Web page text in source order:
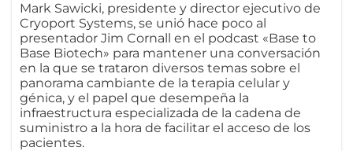
Mark Sawicki, presidente y director ejecutivo de
Cryoport Systems, se unió hace poco al
presentador Jim Cornall en el podcast «Base to
Base Biotech» para mantener una conversación
en la que se trataron diversos temas sobre el
panorama cambiante de la terapia celular y
génica, y el papel que desempeña la
infraestructura especializada de la cadena de
suministro a la hora de facilitar el acceso de los
pacientes.